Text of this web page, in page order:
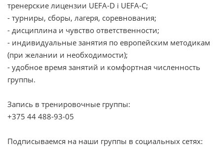
тренерские лицензии UEFA-D і UEFA-C;
- турниры, сборы, лагеря, соревнования;
- дисциплина и чувство ответственности;
- индивидуальные занятия по европейским методикам
(при желании и необходимости);
- удобное время занятий и комфортная численность
группы.
Запись в тренировочные группы:
+375 44 488-93-05
Подписываемся на наши группы в социальных сетях: